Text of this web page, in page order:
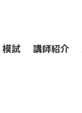
模試 講師紹介